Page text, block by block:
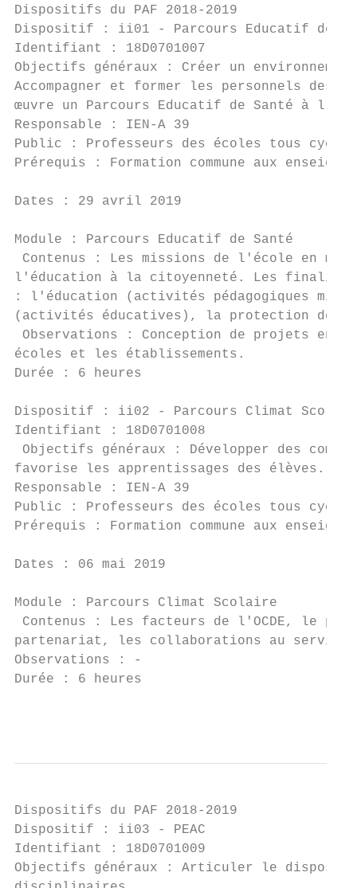
Dispositifs du PAF 2018-2019
Dispositif : ii01 - Parcours Educatif de
Identifiant : 18D0701007
Objectifs généraux : Créer un
Accompagner et former les personnels
œuvre un Parcours Educatif de Santé à
Responsable : IEN-A 39
Public : Professeurs des écoles tous
Prérequis : Formation commune aux
Dates : 29 avril 2019
Module : Parcours Educatif de Santé
Contenus : Les missions de l'école en
l'éducation à la citoyenneté. Les finalités
: l'éducation (activités pédagogiques
(activités éducatives), la protection de
Observations : Conception de projets
écoles et les établissements.
Durée : 6 heures
Dispositif : ii02 - Parcours Climat
Identifiant : 18D0701008
Objectifs généraux : Développer des
favorise les apprentissages des élèves.
Responsable : IEN-A 39
Public : Professeurs des écoles tous
Prérequis : Formation commune aux
Dates : 06 mai 2019
Module : Parcours Climat Scolaire
Contenus : Les facteurs de l'OCDE, le
partenariat, les collaborations au service
Observations : -
Durée : 6 heures
Dispositifs du PAF 2018-2019
Dispositif : ii03 - PEAC
Identifiant : 18D0701009
Objectifs généraux : Articuler le